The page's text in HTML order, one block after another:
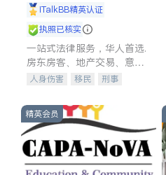
iTalkBB精英认证
执照已核实
一站式法律服务，华人首选.
房东房客、地产交易、意外
伤害、车祸重伤、商业诉
建筑合同、刑事案件全包办
人身伤害 移民
刑事
信托/遗嘱
商业
索赔
律师-其它 保释
精英会员